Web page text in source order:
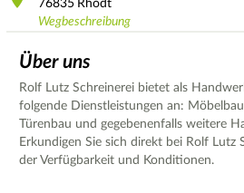
76835 Rhodt
Wegbeschreibung
Über uns
Rolf Lutz Schreinerei bietet als
folgende Dienstleistungen an:
Türenbau und gegebenenfalls weitere
Erkundigen Sie sich direkt bei Rolf Lutz
der Verfügbarkeit und Konditionen.